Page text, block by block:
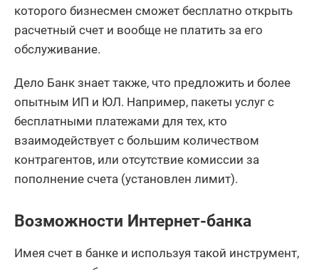
которого бизнесмен сможет бесплатно открыть
расчетный счет и вообще не платить за его
обслуживание.
Дело Банк знает также, что предложить и более
опытным ИП и ЮЛ. Например, пакеты услуг с
бесплатными платежами для тех, кто
взаимодействует с большим количеством
контрагентов, или отсутствие комиссии за
пополнение счета (установлен лимит).
Возможности Интернет-банка
Имея счет в банке и используя такой инструмент,